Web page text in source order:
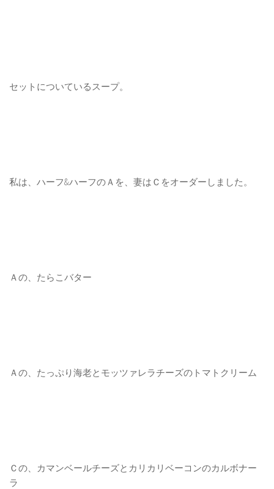
セットについているスープ。
私は、ハーフ&ハーフのＡを、妻はＣをオーダーしました。
Ａの、たらこバター
Ａの、たっぷり海老とモッツァレラチーズのトマトクリーム
Ｃの、カマンベールチーズとカリカリベーコンのカルボナー
ラ